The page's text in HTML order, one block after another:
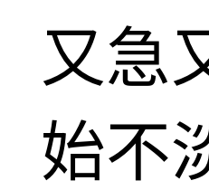
又急
始不